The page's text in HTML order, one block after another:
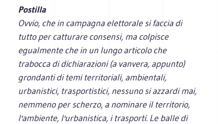
Postilla
Ovvio, che in campagna elettorale si faccia di
tutto per catturare consensi, ma colpisce
egualmente che in un lungo articolo che
trabocca di dichiarazioni (a vanvera, appunto)
grondanti di temi territoriali, ambientali,
urbanistici, trasportistici, nessuno si azzardi mai,
nemmeno per scherzo, a nominare il territorio,
l'ambiente, l'urbanistica, i trasporti. Le balle di